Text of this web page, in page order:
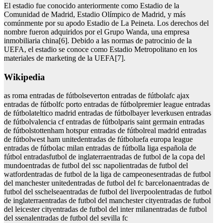
El estadio fue conocido anteriormente como Estadio de la
Comunidad de Madrid, Estadio Olímpico de Madrid, y más
comúnmente por su apodo Estadio de La Peineta. Los derechos del
nombre fueron adquiridos por el Grupo Wanda, una empresa
inmobiliaria china[6]. Debido a las normas de patrocinio de la
UEFA, el estadio se conoce como Estadio Metropolitano en los
materiales de marketing de la UEFA[7].
Wikipedia
as roma entradas de fútbolseverton entradas de fútbolafc ajax
entradas de fútbolfc porto entradas de fútbolpremier league entradas
de fútbolateltico madrid entradas de fútbolbayer leverkusen entradas
de fútbolvalencia cf entradas de fútbolparis saint germain entradas
de fútbolstottenham hotspur entradas de fútbolreal madrid entradas
de fútbolwest ham unitedentradas de fútboluefa europa league
entradas de fútbolac milan entradas de fútbolla liga española de
fútbol entradasfutbol de inglaterraentradas de futbol de la copa del
mundoentradas de futbol del ssc napolientradas de futbol del
watfordentradas de futbol de la liga de campeonesentradas de futbol
del manchester unitedentradas de futbol del fc barcelonaentradas de
futbol del sschelseaentradas de futbol del liverpoolentradas de futbol
de inglaterraentradas de futbol del manchester cityentradas de futbol
del leicester cityentradas de futbol del inter milanentradas de futbol
del ssenalentradas de futbol del sevilla fc